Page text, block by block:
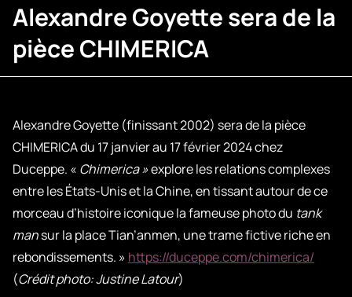
Alexandre Goyette sera de la
pièce CHIMERICA
Alexandre Goyette (finissant 2002) sera de la pièce
CHIMERICA du 17 janvier au 17 février 2024 chez
Duceppe. « Chimerica »explore les relations complexes
entre les États-Unis et la Chine, en tissant autour de ce
morceau d’histoire iconique la fameuse photo du tank
mansur la place Tian’anmen, une trame fictive riche en
rebondissements. » https://duceppe.com/chimerica/
(Crédit photo: Justine Latour)